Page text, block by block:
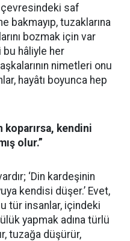
çevresindeki saf
bakmayıp, tuzaklarına
bozmak için var
bu hâliyle her
nimetleri onu
hayâtı boyunca hep
koparırsa, kendini
olur.”
‘Din kardeşinin
kendisi düşer.’ Evet,
tür insanlar, içindeki
yapmak adına türlü
tuzağa düşürür,